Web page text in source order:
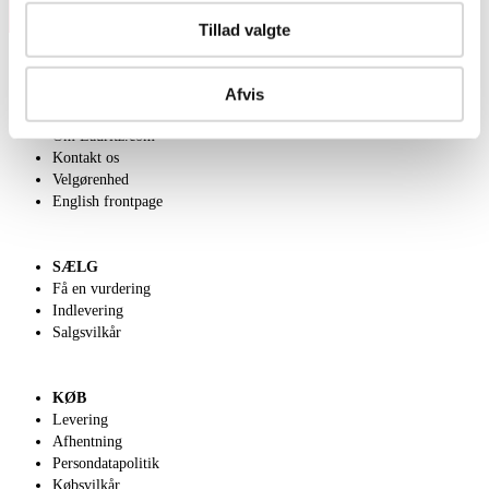
Tillad valgte
Afvis
Om Lauritz.com
Kontakt os
Velgørenhed
English frontpage
SÆLG
Få en vurdering
Indlevering
Salgsvilkår
KØB
Levering
Afhentning
Persondatapolitik
Købsvilkår